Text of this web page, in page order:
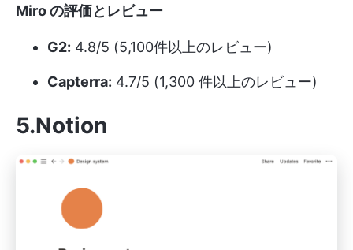
Miro の評価とレビュー
G2: 4.8/5 (5,100件以上のレビュー)
Capterra: 4.7/5 (1,300 件以上のレビュー)
5.Notion